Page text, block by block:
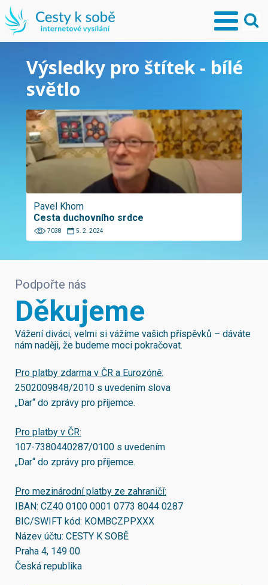
Výsledky pro štítek - bílé
světlo
Pavel Khom
Cesta duchovního srdce
7038 5. 2. 2024
Podpořte nás
Děkujeme
Vážení diváci, velmi si vážíme vašich příspěvků – dáváte
nám naději, že budeme moci pokračovat.
Pro platby zdarma v ČR a Eurozóně:
2502009848/2010 s uvedením slova
„Dar“ do zprávy pro příjemce.
Pro platby v ČR:
107-7380440287/0100 s uvedením
„Dar“ do zprávy pro příjemce.
Pro mezinárodní platby ze zahraničí:
IBAN: CZ40 0100 0001 0773 8044 0287
BIC/SWIFT kód: KOMBCZPPXXX
Název účtu: CESTY K SOBĚ
Praha 4, 149 00
Česká republika